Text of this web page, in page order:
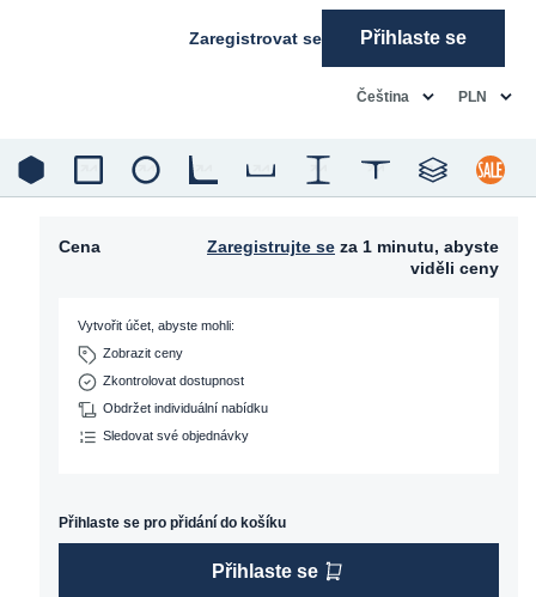
Zaregistrovat se Přihlaste se
Čeština PLN
Cena Zaregistrujte se za 1 minutu, abyste
viděli ceny
Vytvořit účet, abyste mohli:
Zobrazit ceny
Zkontrolovat dostupnost
Obdržet individuální nabídku
Sledovat své objednávky
Přihlaste se pro přidání do košíku
Přihlaste se